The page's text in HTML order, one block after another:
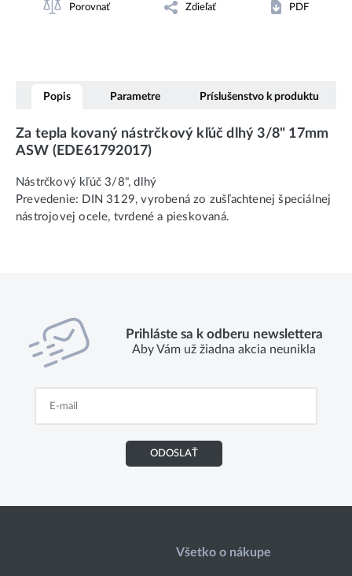
Porovnať Zdieľať PDF
Popis Parametre Príslušenstvo k produktu
Za tepla kovaný nástrčkový kľúč dlhý 3/8" 17mm
ASW (EDE61792017)
Nástrčkový kľúč 3/8", dlhý
Prevedenie: DIN 3129, vyrobená zo zušľachtenej špeciálnej
nástrojovej ocele, tvrdené a pieskovaná.
Prihláste sa k odberu newslettera
Aby Vám už žiadna akcia neunikla
ODOSLAŤ
Všetko o nákupe